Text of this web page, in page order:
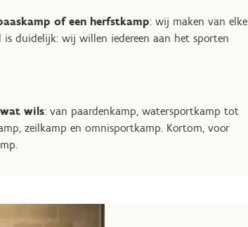
of een herfstkamp: wij maken van elke
is duidelijk: wij willen iedereen aan het sporten
wils: van paardenkamp, watersportkamp tot
zeilkamp en omnisportkamp. Kortom, voor